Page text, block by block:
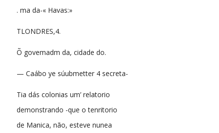
. ma da-« Havas:»
TLONDRES,4.
Õ govemadm da, cidade do.
— Caábo ye súubmetter 4 secreta-
Tia dás colonias um’ relatorio
demonstrando -que o tenritorio
de Manica, não, esteve nunea